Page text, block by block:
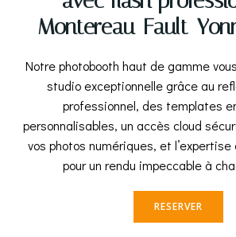
Montereau-Fault-
Notre photobooth haut de gamme
studio exceptionnelle grâce au
professionnel, des templates
personnalisables, un accès cloud
vos photos numériques, et l’expertise
pour un rendu impeccable à
RESERVER